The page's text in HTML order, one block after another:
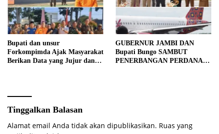
Bupati dan unsur
Forkompimda Ajak Masyarakat
Berikan Data yang Jujur dan
GUBERNUR JAMBI DAN
Bupati Bungo SAMBUT
PENERBANGAN PERDANA
Tinggalkan Balasan
Alamat email Anda tidak akan dipublikasikan. Ruas yang